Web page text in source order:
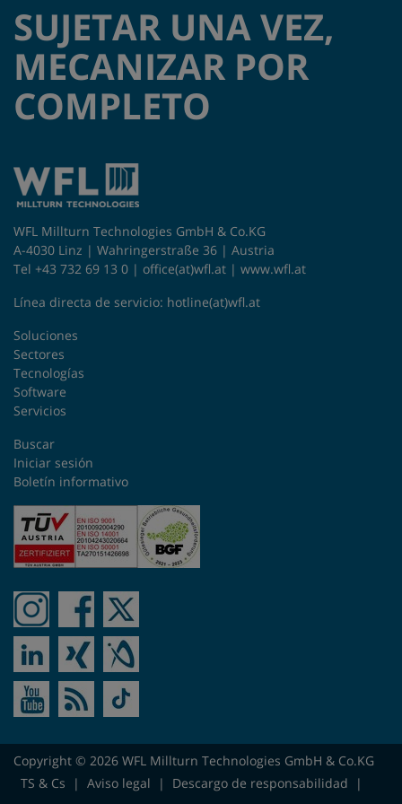
SUJETAR UNA VEZ,
MECANIZAR POR
COMPLETO
WFL Millturn Technologies GmbH & Co.KG
A-4030 Linz | Wahringerstraße 36 | Austria
Tel +43 732 69 13 0 | office(at)wfl.at | www.wfl.at
Línea directa de servicio: hotline(at)wfl.at
Soluciones
Sectores
Tecnologías
Software
Servicios
Buscar
Iniciar sesión
Boletín informativo
Copyright © 2026 WFL Millturn Technologies GmbH & Co.KG
TS & Cs
| Aviso legal | Descargo de responsabilidad
|